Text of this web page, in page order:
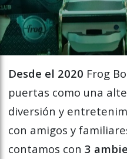
Desde el 2020 Frog
puertas como una
diversión y
con amigos y
contamos con3